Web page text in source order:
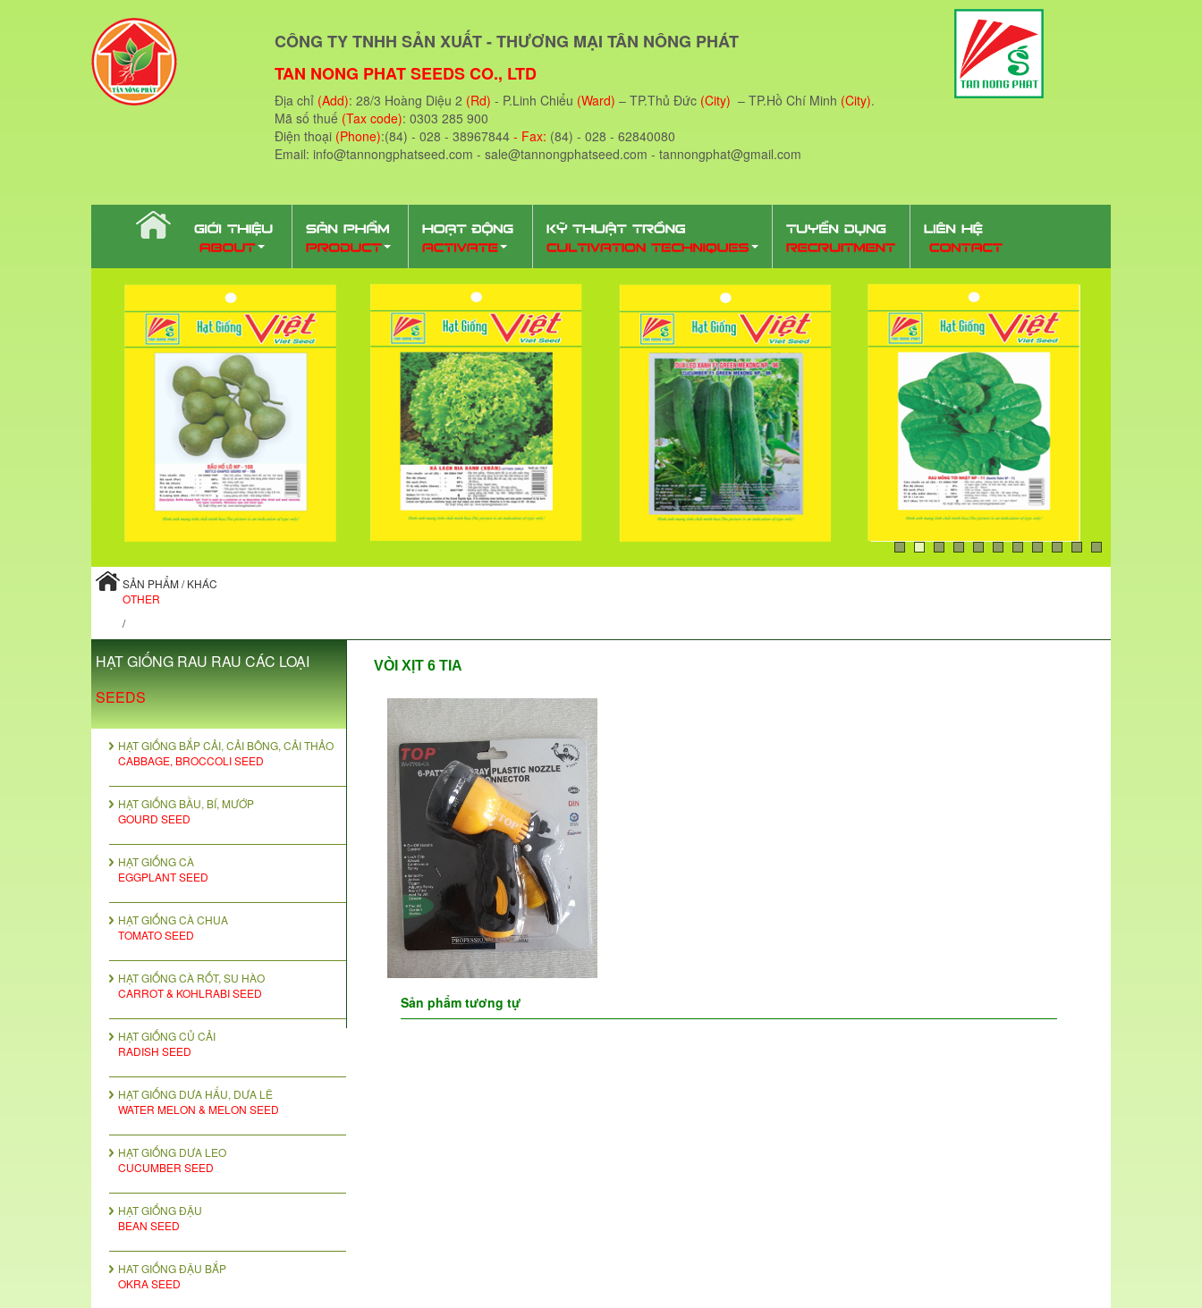
CÔNG TY TNHH SẢN XUẤT - THƯƠNG MẠI TÂN NÔNG PHÁT
TAN NONG PHAT SEEDS CO., LTD
Địa chỉ (Add): 28/3 Hoàng Diệu 2 (Rd) - P.Linh Chiểu (Ward) – TP.Thủ Đức (City) – TP.Hồ Chí Minh (City).
Mã số thuế (Tax code): 0303 285 900
Điện thoại (Phone):(84) - 028 - 38967844 - Fax: (84) - 028 - 62840080
Email: info@tannongphatseed.com - sale@tannongphatseed.com - tannongphat@gmail.com
SẢN PHẨM / KHÁC
OTHER
/
HẠT GIỐNG RAU RAU CÁC LOẠI
SEEDS
HẠT GIỐNG BẮP CẢI, CẢI BÔNG, CẢI THẢO
CABBAGE, BROCCOLI SEED
HẠT GIỐNG BẦU, BÍ, MƯỚP
GOURD SEED
HẠT GIỐNG CÀ
EGGPLANT SEED
HẠT GIỐNG CÀ CHUA
TOMATO SEED
HẠT GIỐNG CÀ RỐT, SU HÀO
CARROT & KOHLRABI SEED
HẠT GIỐNG CỦ CẢI
RADISH SEED
HẠT GIỐNG DƯA HẤU, DƯA LÊ
WATER MELON & MELON SEED
HẠT GIỐNG DƯA LEO
CUCUMBER SEED
HẠT GIỐNG ĐẬU
BEAN SEED
HAT GIỐNG ĐẬU BẮP
OKRA SEED
VÒI XỊT 6 TIA
Sản phẩm tương tự